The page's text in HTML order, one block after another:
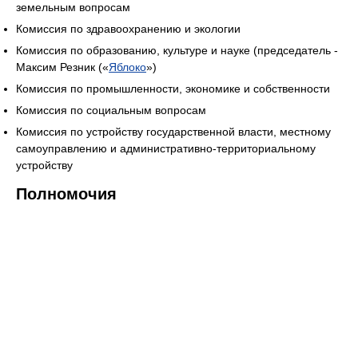
земельным вопросам
Комиссия по здравоохранению и экологии
Комиссия по образованию, культуре и науке (председатель -
Максим Резник («Яблоко»)
Комиссия по промышленности, экономике и собственности
Комиссия по социальным вопросам
Комиссия по устройству государственной власти, местному
самоуправлению и административно-территориальному
устройству
Полномочия